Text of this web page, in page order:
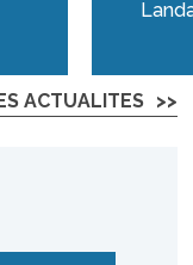
ACTUALITES